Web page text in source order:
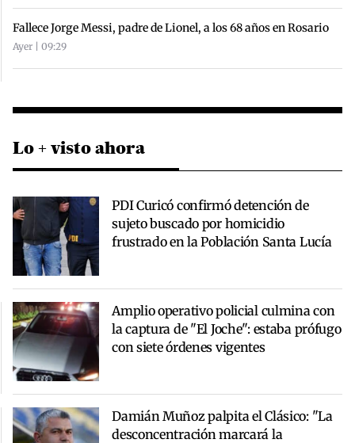
Fallece Jorge Messi, padre de Lionel, a los 68 años en Rosario
Ayer | 09:29
Lo + visto ahora
PDI Curicó confirmó detención de
sujeto buscado por homicidio
frustrado en la Población Santa Lucía
Amplio operativo policial culmina con
la captura de "El Joche": estaba prófugo
con siete órdenes vigentes
Damián Muñoz palpita el Clásico: "La
desconcentración marcará la